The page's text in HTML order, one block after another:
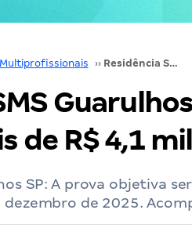
›› Residência SMS Guarulhos SP 2026: 31 vagas; iniciais de R$ 4,1 mil
de R$ 4,1 mil
SP: A prova objetiva
de 2025.